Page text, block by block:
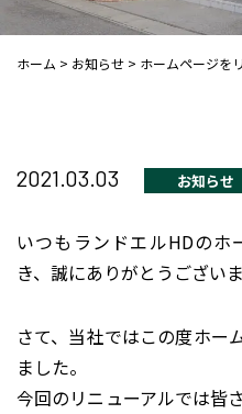
ホーム > お知らせ > ホームページを
2021.03.03 お知らせ
いつもランドエルHDのホ
き、誠にありがとうございま
さて、当社ではこの度ホー
ました。
今回のリニューアルでは皆